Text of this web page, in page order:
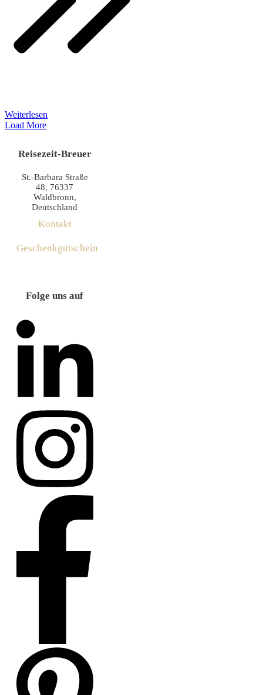
Weiterlesen
Load More
Reisezeit-Breuer
St.-Barbara Straße
48, 76337
Waldbronn,
Deutschland
Kontakt
Geschenkgutschein
Folge uns auf